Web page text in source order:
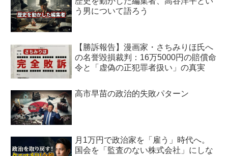
う男について語ろう
【勝訴報告】漫画家・さちみりほ氏へ
の名誉毀損裁判：16万5000円の賠償命
令と「虚偽の正犯罪者扱い」の真実
高市早苗の政治的失敗パターン
月1万円で政治家を「雇う」時代へ。
国会を「監査のない株式会社」にしな